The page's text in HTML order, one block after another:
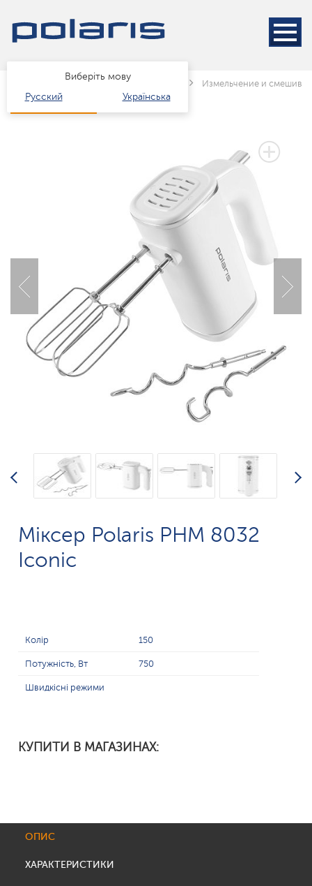
Виберіть мову
Русский
Українська
Каталог Техніка для кухні Измельчение и
2 РОКИ ГАРАНТІЇ
Міксер Polaris PHM 8032
Iconic
Колір 150
Потужність, Вт 750
Швидкісні режими
КУПИТИ В МАГАЗИНАХ:
ОПИС
ХАРАКТЕРИСТИКИ